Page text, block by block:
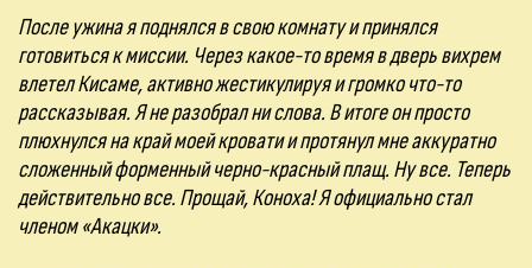
После ужина я поднялся в свою комнату и принялся
готовиться к миссии. Через какое-то время в дверь вихрем
влетел Кисаме, активно жестикулируя и громко что-то
рассказывая. Я не разобрал ни слова. В итоге он просто
плюхнулся на край моей кровати и протянул мне аккуратно
сложенный форменный черно-красный плащ. Ну все. Теперь
действительно все. Прощай, Коноха! Я официально стал
членом «Акацки».